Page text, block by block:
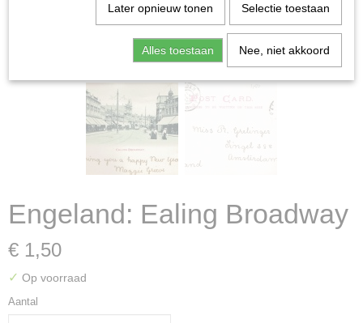
Engeland: Ealing Broadway
€ 1,50
✓ Op voorraad
Aantal
Later opnieuw tonen Selectie toestaan
Alles toestaan Nee, niet akkoord